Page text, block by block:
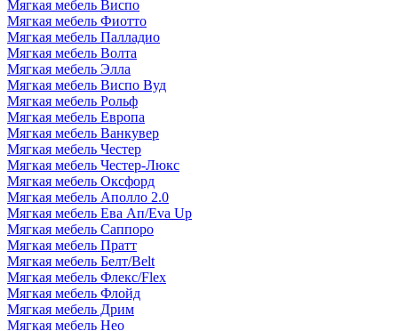
Мягкая мебель Виспо
Мягкая мебель Фиотто
Мягкая мебель Палладио
Мягкая мебель Волта
Мягкая мебель Элла
Мягкая мебель Виспо Вуд
Мягкая мебель Рольф
Мягкая мебель Европа
Мягкая мебель Ванкувер
Мягкая мебель Честер
Мягкая мебель Честер-Люкс
Мягкая мебель Оксфорд
Мягкая мебель Аполло 2.0
Мягкая мебель Ева Ап/Eva Up
Мягкая мебель Саппоро
Мягкая мебель Пратт
Мягкая мебель Белт/Belt
Мягкая мебель Флекс/Flex
Мягкая мебель Флойд
Мягкая мебель Дрим
Мягкая мебель Нео